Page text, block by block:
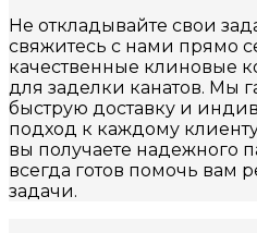
Не откладывайте свои
свяжитесь с нами прямо
качественные клиновые
для заделки канатов. Мы
быструю доставку и
подход к каждому
вы получаете надежного
всегда готов помочь вам
задачи.